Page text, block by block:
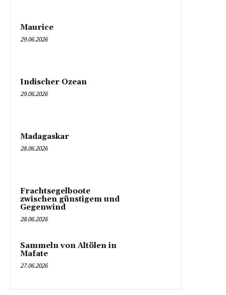
Maurice
29.06.2026
Indischer Ozean
29.06.2026
Madagaskar
28.06.2026
Frachtsegelboote
zwischen günstigem und
Gegenwind
28.06.2026
Sammeln von Altölen in
Mafate
27.06.2026